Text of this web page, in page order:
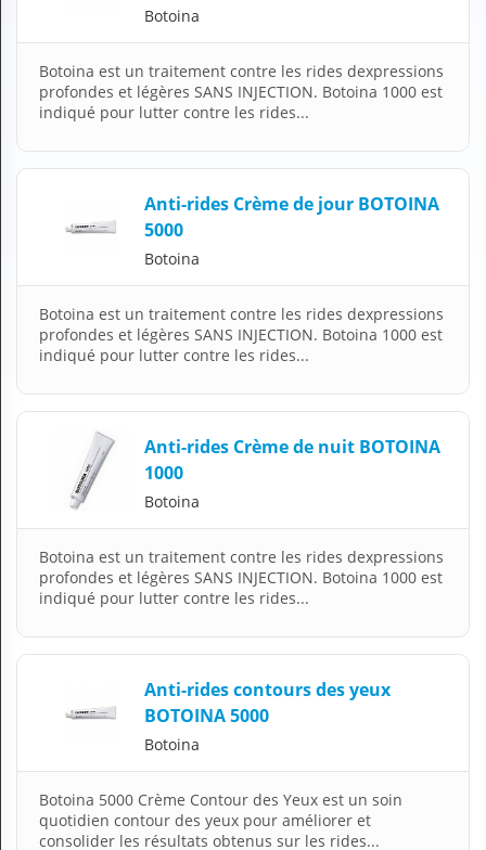
T
FR Français
Botoina
Botoina est un traitement contre les rides dexpressions
profondes et légères SANS INJECTION. Botoina 1000 est
indiqué pour lutter contre les rides...
Anti-rides Crème de jour BOTOINA
5000
Botoina
Botoina est un traitement contre les rides dexpressions
profondes et légères SANS INJECTION. Botoina 1000 est
indiqué pour lutter contre les rides...
Anti-rides Crème de nuit BOTOINA
1000
Botoina
Botoina est un traitement contre les rides dexpressions
profondes et légères SANS INJECTION. Botoina 1000 est
indiqué pour lutter contre les rides...
Anti-rides contours des yeux
BOTOINA 5000
Botoina
Botoina 5000 Crème Contour des Yeux est un soin
quotidien contour des yeux pour améliorer et
consolider les résultats obtenus sur les rides...